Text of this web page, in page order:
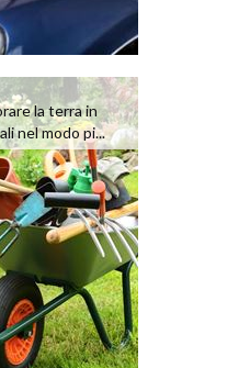
la terra in
nel modo pi...